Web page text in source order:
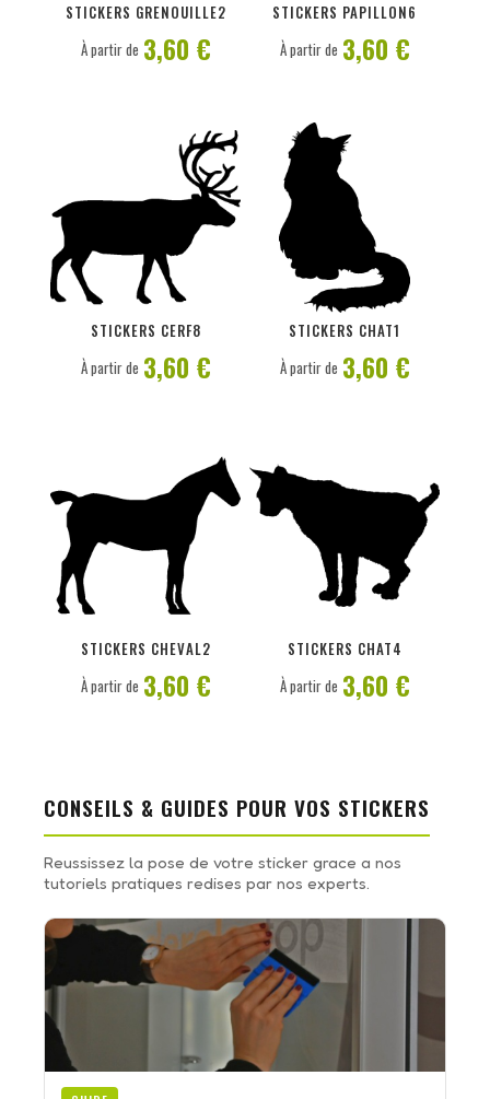
STICKERS GRENOUILLE2
À partir de 3,60 €
STICKERS PAPILLON6
À partir de 3,60 €
STICKERS CERF8
PERSONNALISER
À partir de 3,60 €
STICKERS CHAT1
PERSONNALISER
À partir de 3,60 €
STICKERS CHEVAL2
À partir de 3,60 €
STICKERS CHAT4
À partir de 3,60 €
CONSEILS & GUIDES POUR VOS STICKERS
Reussissez la pose de votre sticker grace a nos
tutoriels pratiques redises par nos experts.